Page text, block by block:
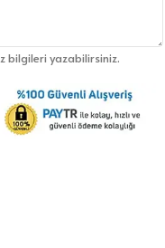
bilgileri yazabilirsiniz.